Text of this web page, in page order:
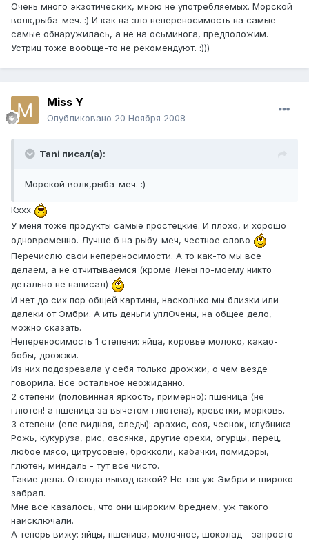
Очень много экзотических, мною не употребляемых. Морской
волк,рыба-меч. :) И как на зло непереносимость на самые-
самые обнаружилась, а не на осьминога, предположим.
Устриц тоже вообще-то не рекомендуют. :)))
Miss Y
Опубликовано 20 Ноября 2008
Tani писал(а):
Морской волк,рыба-меч. :)
Кххх
У меня тоже продукты самые простецкие. И плохо, и хорошо
одновременно. Лучше б на рыбу-меч, честное слово
Перечислю свои непереносимости. А то как-то мы все
делаем, а не отчитываемся (кроме Лены по-моему никто
детально не написал)
И нет до сих пор общей картины, насколько мы близки или
далеки от Эмбри. А ить деньги уплОчены, на общее дело,
можно сказать.
Непереносимость 1 степени: яйца, коровье молоко, какао-
бобы, дрожжи.
Из них подозревала у себя только дрожжи, о чем везде
говорила. Все остальное неожиданно.
2 степени (половинная яркость, примерно): пшеница (не
глютен! а пшеница за вычетом глютена), креветки, морковь.
3 степени (еле видная, следы): арахис, соя, чеснок, клубника
Рожь, кукуруза, рис, овсянка, другие орехи, огурцы, перец,
любое мясо, цитрусовые, брокколи, кабачки, помидоры,
глютен, миндаль - тут все чисто.
Такие дела. Отсюда вывод какой? Не так уж Эмбри и широко
забрал.
Мне все казалось, что они широким бреднем, уж такого
наисключали.
А теперь вижу: яйцы, пшеница, молочное, шоколад - запросто